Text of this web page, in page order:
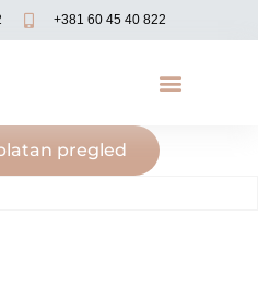
+381 60 45 40 822
pregled